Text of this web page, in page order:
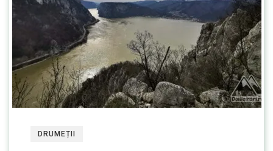
DRUMEȚII